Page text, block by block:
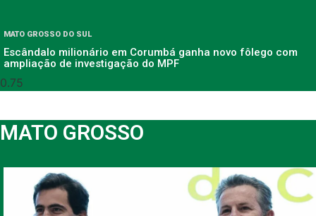
MATO GROSSO DO SUL
Escândalo milionário em Corumbá ganha novo fôlego com
ampliação de investigação do MPF
MATO GROSSO